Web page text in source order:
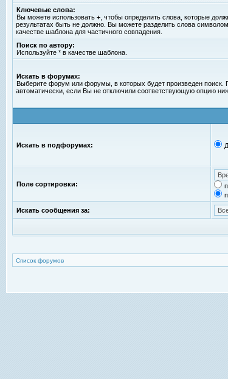
Ключевые слова:
Вы можете использовать + , чтобы определить слова, которые
результатах быть не должно. Вы можете разделить слова символом
качестве шаблона для частичного совпадения.
Поиск по автору:
Используйте * в качестве шаблона.
Искать в форумах:
Выберите форум или форумы, в которых будет произведен поиск.
автоматически, если Вы не отключили соответствующую опцию
Искать в подфорумах:
Поле сортировки:
Искать сообщения за:
Список форумов